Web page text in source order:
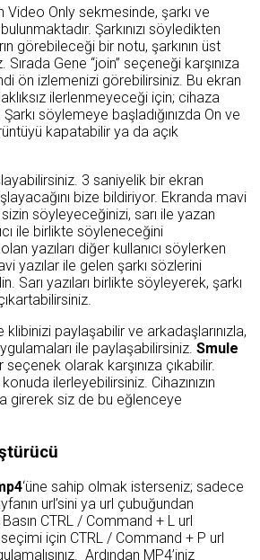
Video Only sekmesinde, şarkı ve
Şarkınızı söyledikten
görebileceği bir notu, şarkının üst
Sırada Gene “join” seçeneği karşınıza
ön izlemenizi görebilirsiniz. Bu ekran
ilerlenmeyeceği için; cihaza
Şarkı söylemeye başladığınızda On ve
kapatabilir ya da açık
3 saniyelik bir ekran
bize bildiriyor. Ekranda mavi
söyleyeceğinizi, sarı ile yazan
ile birlikte söyleneceğini
yazıları diğer kullanıcı söylerken
yazılar ile gelen şarkı sözlerini
Sarı yazıları birlikte söyleyerek, şarkı
klibinizi paylaşabilir ve arkadaşlarınızla,
ile paylaşabilirsiniz. Smule
seçenek olarak karşınıza çıkabilir.
ilerleyebilirsiniz. Cihazınızın
girerek siz de bu eğlenceye
‘üne sahip olmak isterseniz; sadece
url’sini ya url çubuğundan
CTRL / Command + L url
için CTRL / Command + P url
Ardından MP4’iniz